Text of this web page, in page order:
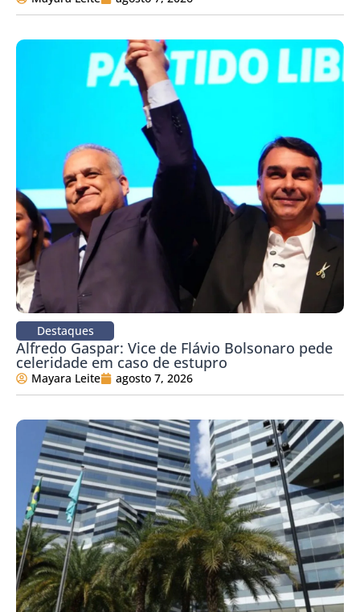
Destaques
Alfredo Gaspar: Vice de Flávio Bolsonaro pede
celeridade em caso de estupro
Mayara Leite agosto 7, 2026